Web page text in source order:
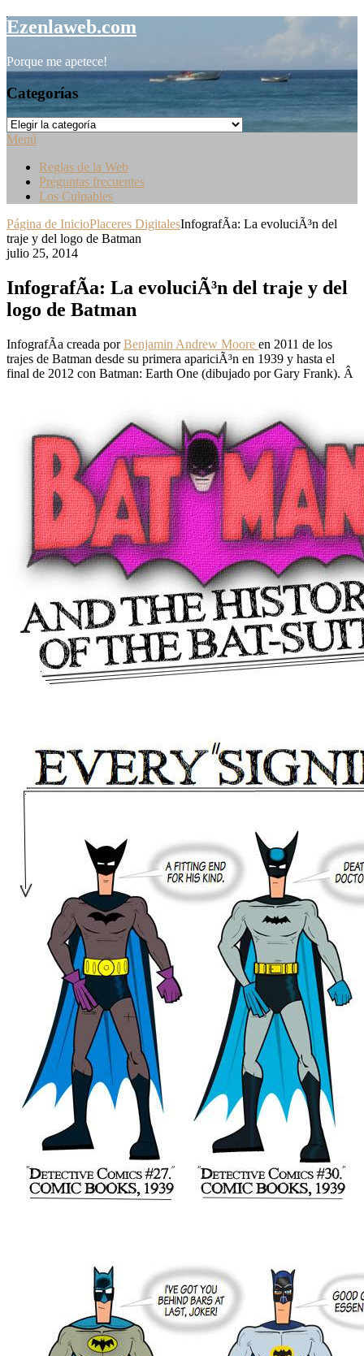
Saltar
al
Ezenlaweb.com
Porque me apetece!
Categorías
Categorías
Menú
Reglas de la Web
Preguntas frecuentes
Los Culpables
Página de InicioPlaceres DigitalesInfografÃ­a: La evoluciÃ³n del
traje y del logo de Batman
julio 25, 2014
InfografÃ­a: La evoluciÃ³n del traje y del
logo de Batman
InfografÃ­a creada porBenjamin Andrew Moore en 2011 de los
trajes de Batman desde su primera apariciÃ³n en 1939 y hasta el
final de 2012 con Batman: Earth One (dibujado por Gary Frank). Â